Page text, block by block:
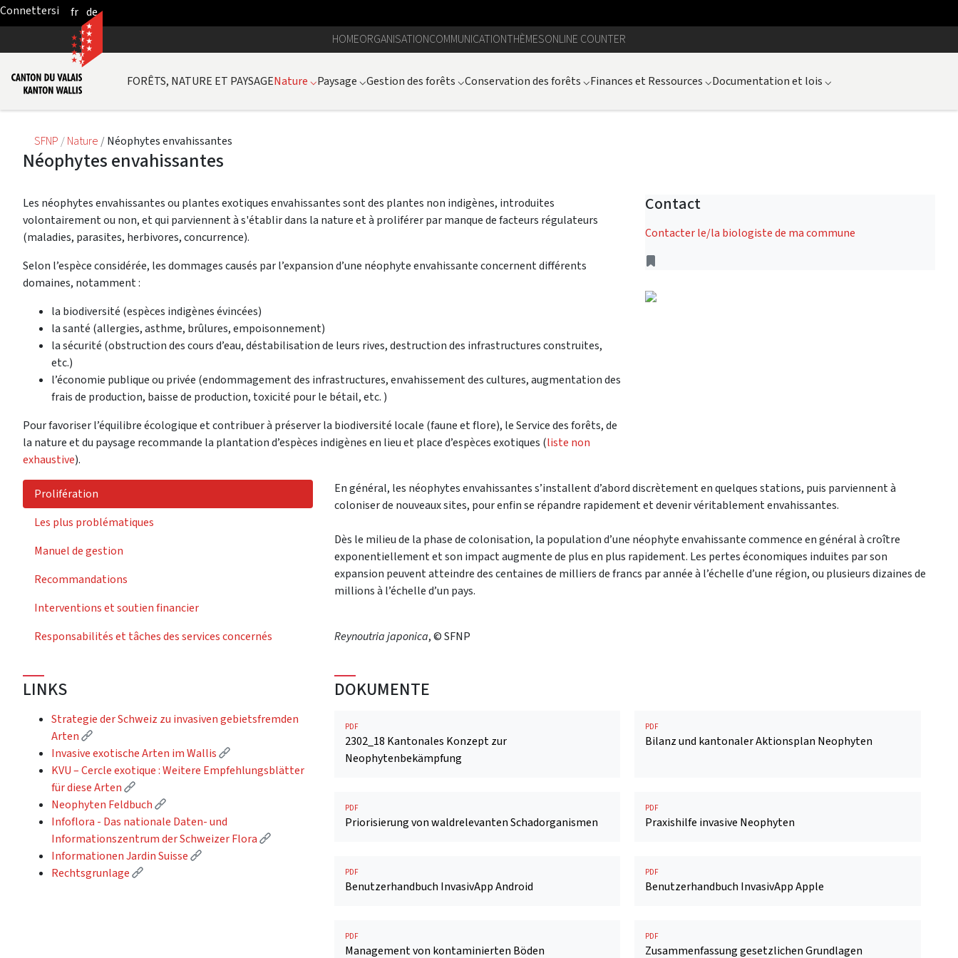
Skip to Main Content
fr de
HOMEORGANISATIONCOMMUNICATIONTHÈMESONLINE COUNTER
FORÊTS, NATURE ET PAYSAGENature ⌵Paysage ⌵Gestion des forêts ⌵Conservation des forêts ⌵Finances et Ressources ⌵Documentation et lois ⌵
SFNP Nature Néophytes envahissantes
Néophytes envahissantes
Les néophytes envahissantes ou plantes exotiques envahissantes sont des plantes non indigènes, introduites
volontairement ou non, et qui parviennent à s'établir dans la nature et à proliférer par manque de facteurs régulateurs
(maladies, parasites, herbivores, concurrence).
Selon l’espèce considérée, les dommages causés par l’expansion d’une néophyte envahissante concernent différents
domaines, notamment :
la biodiversité (espèces indigènes évincées)
la santé (allergies, asthme, brûlures, empoisonnement)
la sécurité (obstruction des cours d’eau, déstabilisation de leurs rives, destruction des infrastructures construites,
etc.)
l’économie publique ou privée (endommagement des infrastructures, envahissement des cultures, augmentation des
frais de production, baisse de production, toxicité pour le bétail, etc. )
Pour favoriser l’équilibre écologique et contribuer à préserver la biodiversité locale (faune et flore), le Service des forêts, de
la nature et du paysage recommande la plantation d’espèces indigènes en lieu et place d’espèces exotiques (liste non
exhaustive).
Contact
Contacter le/la biologiste de ma commune
Séneçon du Cap (Senecio inaequidens), ©
Prolifération
Les plus problématiques
Manuel de gestion
Recommandations
Interventions et soutien financier
Responsabilités et tâches des services concernés
En général, les néophytes envahissantes s’installent d’abord discrètement en quelques stations, puis parviennent à
coloniser de nouveaux sites, pour enfin se répandre rapidement et devenir véritablement envahissantes.
Dès le milieu de la phase de colonisation, la population d’une néophyte envahissante commence en général à croître
exponentiellement et son impact augmente de plus en plus rapidement. Les pertes économiques induites par son
expansion peuvent atteindre des centaines de milliers de francs par année à l’échelle d’une région, ou plusieurs dizaines de
millions à l’échelle d’un pays.​​​​​
Reynoutria japonica, © SFNP
LINKS
Strategie der Schweiz zu invasiven gebietsfremden
Arten
(External link)
Invasive exotische Arten im Wallis
(External link)
KVU – Cercle exotique : Weitere Empfehlungsblätter
für diese Arten
(External link)
Neophyten Feldbuch
(External link)
Infoflora - Das nationale Daten- und
Informationszentrum der Schweizer Flora
(External link)
Informationen Jardin Suisse
(External link)
Rechtsgrunlage
(External link)
DOKUMENTE
PDF
2302_18 Kantonales Konzept zur
Neophytenbekämpfung
PDF
Bilanz und kantonaler Aktionsplan Neophyten
PDF
Priorisierung von waldrelevanten Schadorganismen
PDF
Praxishilfe invasive Neophyten
PDF
Benutzerhandbuch InvasivApp Android
PDF
Benutzerhandbuch InvasivApp Apple
PDF
Management von kontaminierten Böden
PDF
Zusammenfassung gesetzlichen Grundlagen